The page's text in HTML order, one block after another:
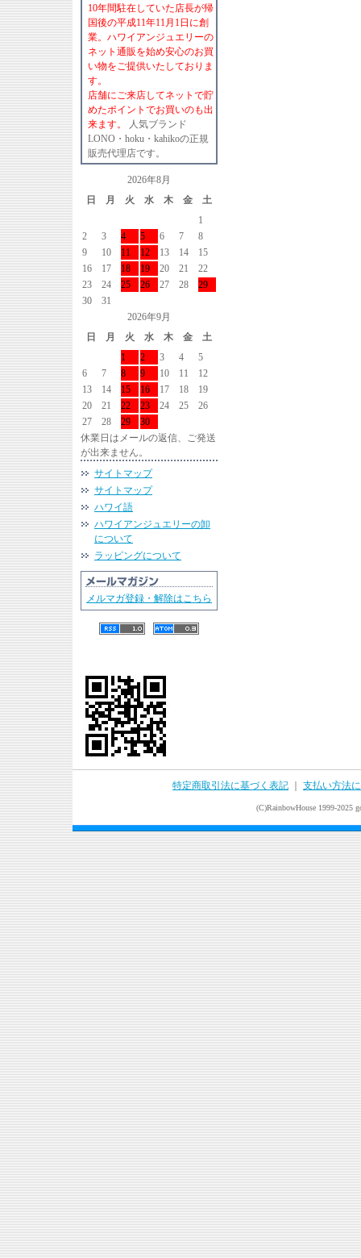
10年間駐在していた店長が帰
国後の平成11年11月1日に創
業。ハワイアンジュエリーの
ネット通販を始め安心のお買
い物をご提供いたしておりま
す。
店舗にご来店してネットで貯
めたポイントでお買いのも出
来ます。
人気ブランド
LONO・hoku・kahikoの正規
販売代理店です。
2026年8月
日
月 火 水 木 金
土
1
2
3 4 5 6 7
8
9
10 11 12 13 14
15
16
17 18 19 20 21
22
23
24 25 26 27 28
29
30
31
2026年9月
日
月 火 水 木 金
土
1
2 3 4
5
6
7 8 9 10 11
12
13
14 15 16 17 18
19
20
21 22 23 24 25
26
27
28 29
30
休業日はメールの返信、ご発送
が出来ません。
サイトマップ
サイトマップ
ハワイ語
ハワイアンジュエリーの卸
について
ラッピングについて
メルマガ登録・解除はこちら
特定商取引法に基づく表記 支払い方法
(C)RainbowHouse 1999-2025